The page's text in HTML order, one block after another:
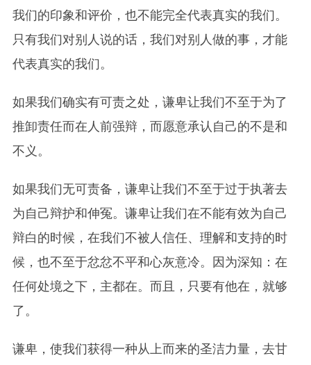
我们的印象和评价，也不能完全代表真实的我们。
只有我们对别人说的话，我们对别人做的事，才能
代表真实的我们。
如果我们确实有可责之处，谦卑让我们不至于为了
推卸责任而在人前强辩，而愿意承认自己的不是和
不义。
如果我们无可责备，谦卑让我们不至于过于执著去
为自己辩护和伸冤。谦卑让我们在不能有效为自己
辩白的时候，在我们不被人信任、理解和支持的时
候，也不至于忿忿不平和心灰意冷。因为深知：在
任何处境之下，主都在。而且，只要有他在，就够
了。
谦卑，使我们获得一种从上而来的圣洁力量，去甘